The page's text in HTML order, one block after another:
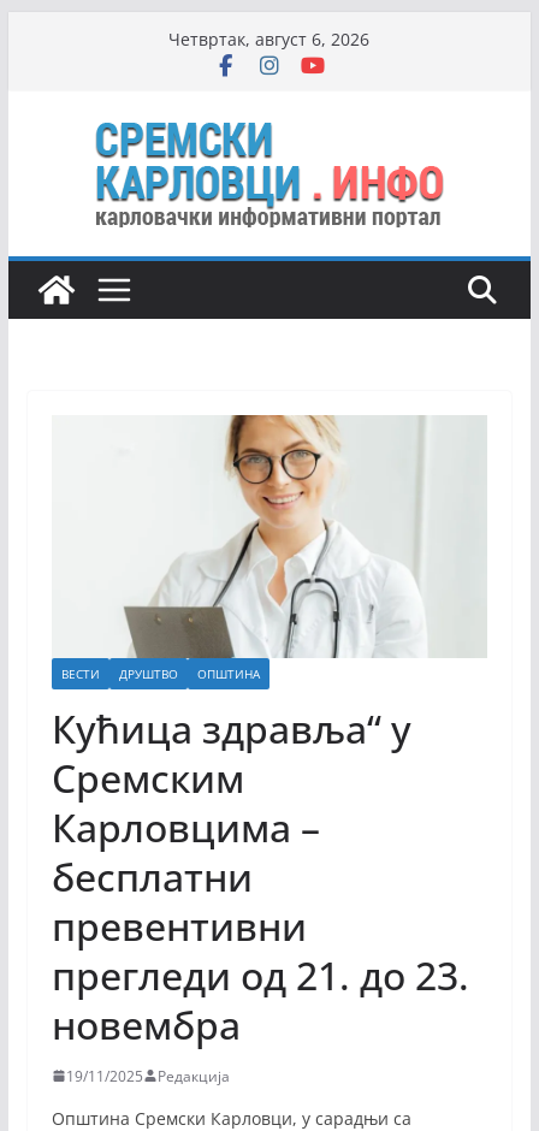
Четвртак, август 6, 2026
ВЕСТИ ДРУШТВО ОПШТИНА
Кућица здравља“ у
Сремским
Карловцима –
бесплатни
превентивни
прегледи од 21. до 23.
новембра
19/11/2025 Редакција
Општина Сремски Карловци, у сарадњи са